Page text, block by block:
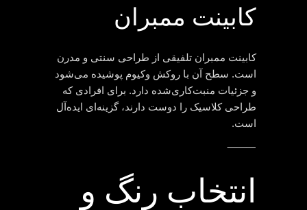
کابینت ممبران
کابینت ممبران تلفیقی از طراحی سنتی و مدرن
است. سطح آن با روکش وکیوم پوشیده می‌شود
و جزئیات منبت‌کاری‌شده دارد. برای افرادی که
طراحی کلاسیک را دوست دارند، گزینه‌ای ایده‌آل
است.
⸻
انتخاب رنگ و